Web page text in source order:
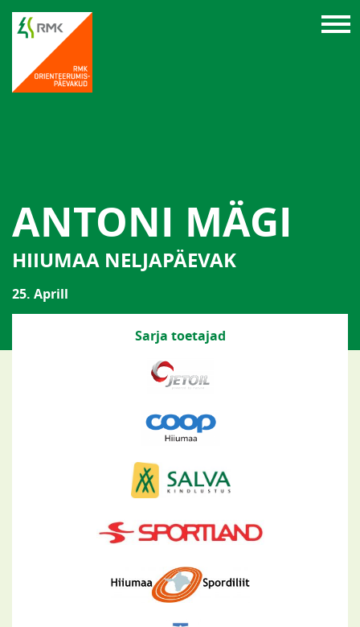
ANTONI MÄGI
HIIUMAA NELJAPÄEVAK
25. Aprill
Sarja toetajad